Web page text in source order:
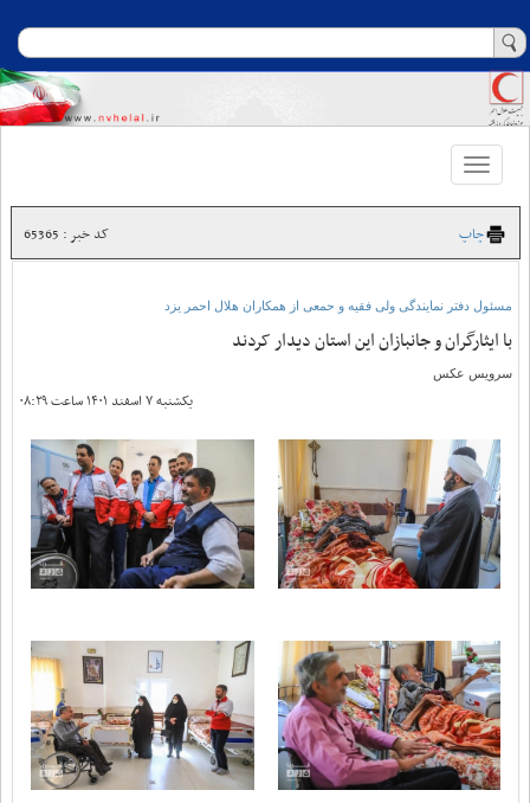
Toggle
navigation
چاپ کد خبر : 65365
مسئول دفتر نمایندگی ولی فقیه و حمعی از همکاران هلال احمر یزد
با ایثارگران و جانبازان این استان دیدار کردند
سرویس عکس
یکشنبه ۷ اسفند ۱۴۰۱ ساعت ۰۸:۲۹